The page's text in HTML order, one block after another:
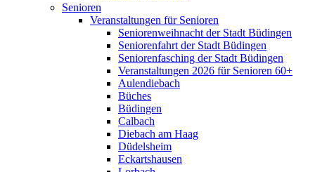
Senioren
Veranstaltungen für Senioren
Seniorenweihnacht der Stadt Büdingen
Seniorenfahrt der Stadt Büdingen
Seniorenfasching der Stadt Büdingen
Veranstaltungen 2026 für Senioren 60+
Aulendiebach
Büches
Büdingen
Calbach
Diebach am Haag
Düdelsheim
Eckartshausen